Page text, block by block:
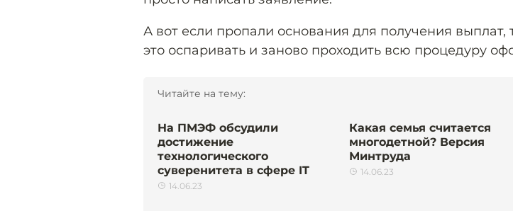
А вот если пропали основания для получения выплат,
это оспаривать и заново проходить всю процедуру
Читайте на тему:
На ПМЭФ обсудили
достижение
технологического
суверенитета в сфере IT
14.06.23
Какая семья считается
многодетной? Версия
Минтруда
14.06.23